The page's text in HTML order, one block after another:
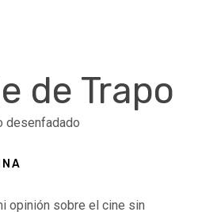
de Trapo
desenfadado
opinión sobre el cine sin